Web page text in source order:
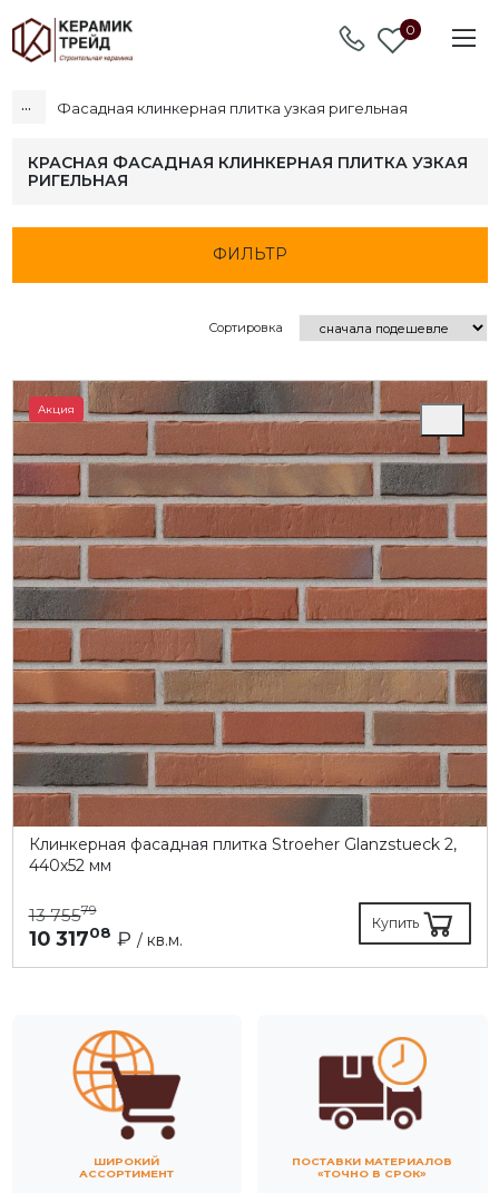
0
... Фасадная клинкерная плитка узкая ригельная
КРАСНАЯ ФАСАДНАЯ КЛИНКЕРНАЯ ПЛИТКА УЗКАЯ
РИГЕЛЬНАЯ
ФИЛЬТР
Сортировка
Акция
Клинкерная фасадная плитка Stroeher Glanzstueck 2,
440х52 мм
13 75579
10 31708 ₽ / кв.м.
Купить
ШИРОКИЙ
АССОРТИМЕНТ
ПОСТАВКИ МАТЕРИАЛОВ
«ТОЧНО В СРОК»